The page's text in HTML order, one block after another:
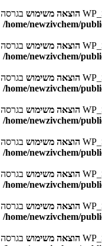
הוצאה משימוש בגרסה 6.3.0! יש להשתמש ב- WP_Scripts::get_inline_script_data() or WP_Scripts::get_inline_script_tag() במקום. in
/home/newzivchem/
הוצאה משימוש בגרסה 6.3.0! יש להשתמש ב- WP_Scripts::get_inline_script_data() or WP_Scripts::get_inline_script_tag() במקום. in
/home/newzivchem/
הוצאה משימוש בגרסה 6.3.0! יש להשתמש ב- WP_Scripts::get_inline_script_data() or WP_Scripts::get_inline_script_tag() במקום. in
/home/newzivchem/
הוצאה משימוש בגרסה 6.3.0! יש להשתמש ב- WP_Scripts::get_inline_script_data() or WP_Scripts::get_inline_script_tag() במקום. in
/home/newzivchem/
הוצאה משימוש בגרסה 6.3.0! יש להשתמש ב- WP_Scripts::get_inline_script_data() or WP_Scripts::get_inline_script_tag() במקום. in
/home/newzivchem/
הוצאה משימוש בגרסה 6.3.0! יש להשתמש ב- WP_Scripts::get_inline_script_data() or WP_Scripts::get_inline_script_tag() במקום. in
/home/newzivchem/
הוצאה משימוש בגרסה 6.3.0! יש להשתמש ב- WP_Scripts::get_inline_script_data() or WP_Scripts::get_inline_script_tag() במקום. in
/home/newzivchem/
הוצאה משימוש בגרסה 6.3.0! יש להשתמש ב- WP_Scripts::get_inline_script_data() or WP_Scripts::get_inline_script_tag() במקום. in